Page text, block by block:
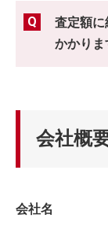
査定額
かかりま
会社概
会社名